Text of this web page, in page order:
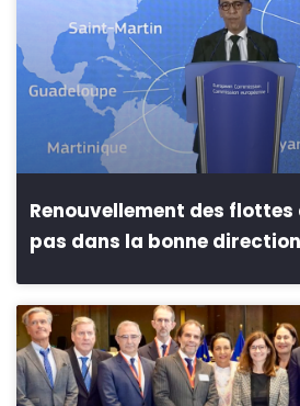
Renouvellement des flottes
pas dans la bonne direction